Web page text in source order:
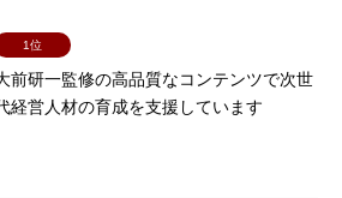
1位
前研一監修の高品質なコンテンツで次世
経営人材の育成を支援しています